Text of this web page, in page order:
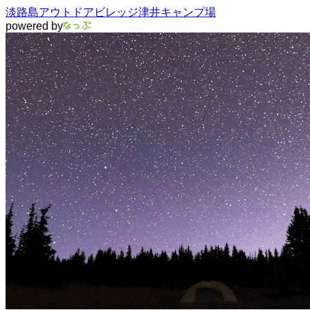
淡路島アウトドアビレッジ津井キャンプ場
powered by